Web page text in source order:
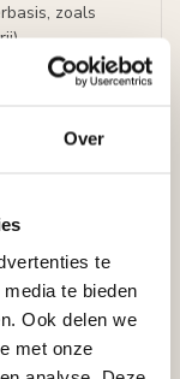
Over
te
te bieden
Ook delen we
met onze
zoals
€8,95